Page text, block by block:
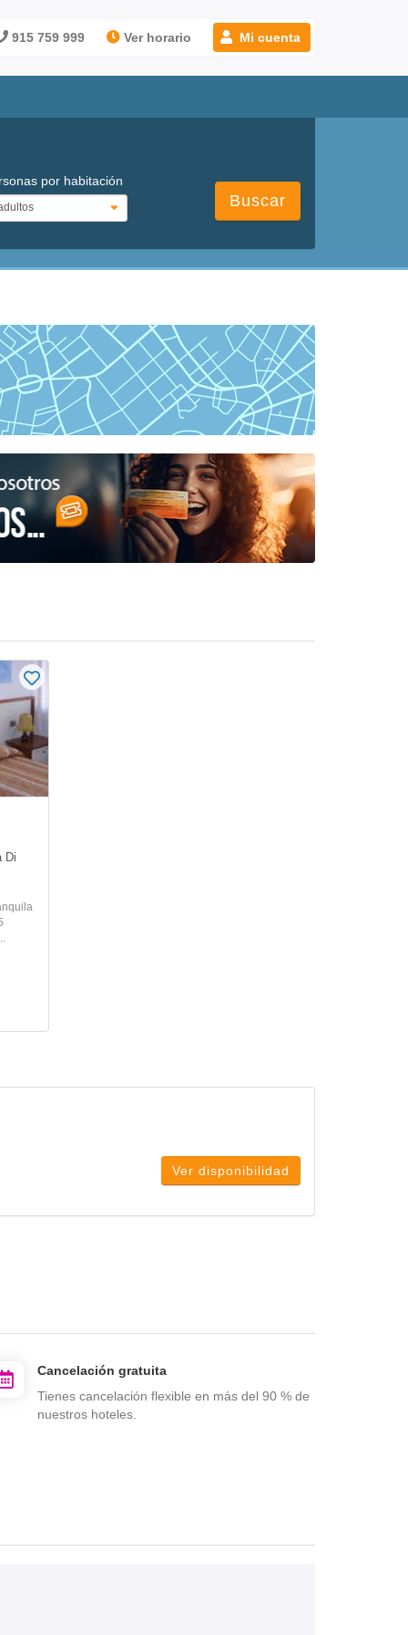
915 759 999 Ver horario Mi cuenta
por habitación
Buscar
Di
Ver disponibilidad
Cancelación gratuita
Tienes cancelación flexible en más del 90 % de
nuestros hoteles.